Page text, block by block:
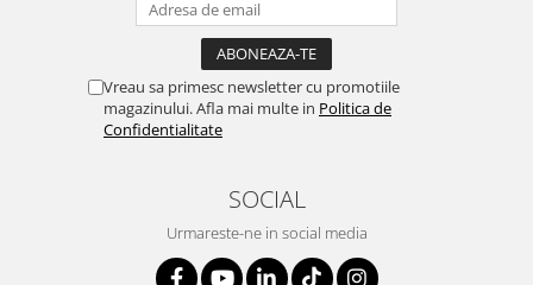
Vreau sa primesc newsletter cu promotiile
magazinului. Afla mai multe in Politica de
Confidentialitate
SOCIAL
Urmareste-ne in social media